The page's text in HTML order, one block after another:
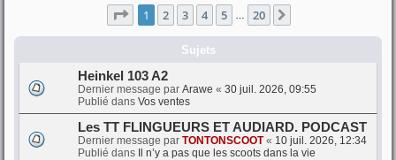
Page 1sur20
1 2 3 4 5 20
Sujets
Heinkel 103 A2
Dernier message par Arawe « 30 juil. 2026, 09:55
Publié dans Vos ventes
Les TT FLINGUEURS ET AUDIARD. PODCAST
Dernier message par TONTONSCOOT« 10 juil. 2026, 12:34
Publié dans Il n’y a pas que les scoots dans la vie